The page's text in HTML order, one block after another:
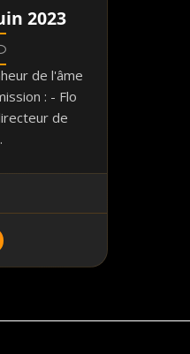
2023
de l'âme
: - Flo
de